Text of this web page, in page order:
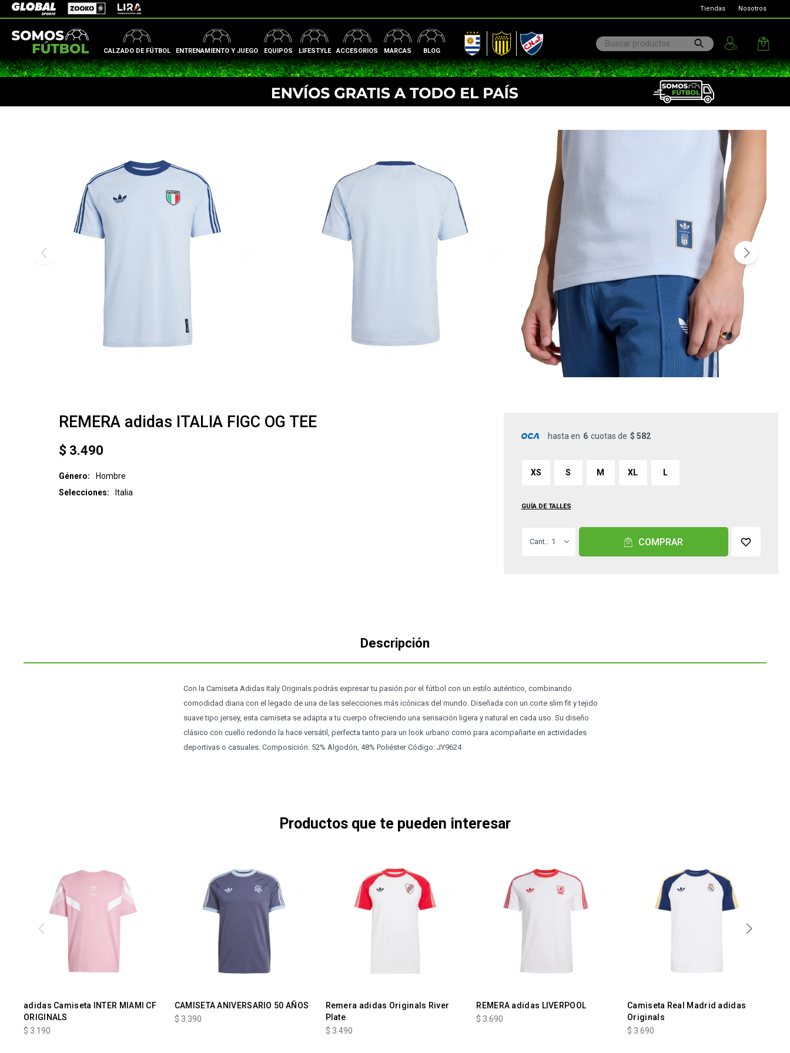
CALZADO DE FÚTBOL ENTRENAMIENTO Y JUEGO EQUIPOS LIFESTYLE ACCESORIOS MARCAS BLOG
AUF Peñarol Nacional
Global Sports Zooko Lira Tiendas Nosotros
REMERA adidas ITALIA FIGC OG TEE
$ 3.490
Género
Hombre
Selecciones
Italia
hasta en 6 cuotas de $ 582
XS S M XL L
GUÍA DE TALLES
1 COMPRAR
Descripción
Con la Camiseta Adidas Italy Originals podrás expresar tu pasión por el fútbol con un estilo auténtico, combinando
comodidad diaria con el legado de una de las selecciones más icónicas del mundo. Diseñada con un corte slim fit y tejido
suave tipo jersey, esta camiseta se adapta a tu cuerpo ofreciendo una sensación ligera y natural en cada uso. Su diseño
clásico con cuello redondo la hace versátil, perfecta tanto para un look urbano como para acompañarte en actividades
deportivas o casuales. Composición: 52% Algodón, 48% Poliéster Código: JY9624
Productos que te pueden interesar
adidas Camiseta INTER MIAMI CF
ORIGINALS
$ 3.190
CAMISETA ANIVERSARIO 50 AÑOS
$ 3.390
Remera adidas Originals River
Plate
$ 3.490
REMERA adidas LIVERPOOL
$ 3.690
Camiseta Real Madrid adidas
Originals
$ 3.690